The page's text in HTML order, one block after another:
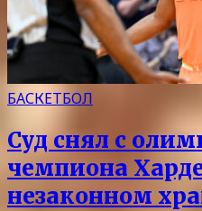
БАСКЕТБОЛ
Суд снял с
чемпиона
незаконном